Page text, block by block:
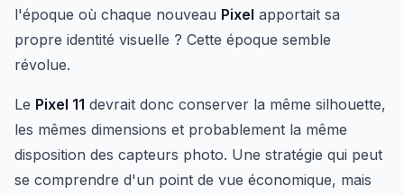
l'époque où chaque nouveau Pixel apportait sa
propre identité visuelle ? Cette époque semble
révolue.
Le Pixel 11 devrait donc conserver la même silhouette,
les mêmes dimensions et probablement la même
disposition des capteurs photo. Une stratégie qui peut
se comprendre d'un point de vue économique, mais